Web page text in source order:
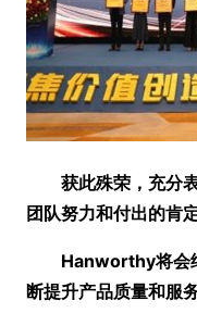
获此殊荣， 充分
团队努力和付出的肯定
Hanworthy将会
断提升产品质量和服务